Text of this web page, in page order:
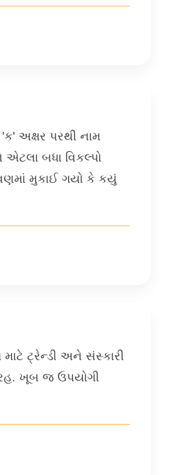
'ક' અક્ષર પરથી નામ
બધા વિકલ્પો
મુકાઈ ગયો કે કયું
ટ્રેન્ડી અને સંસ્કારી
ખૂબ જ ઉપયોગી